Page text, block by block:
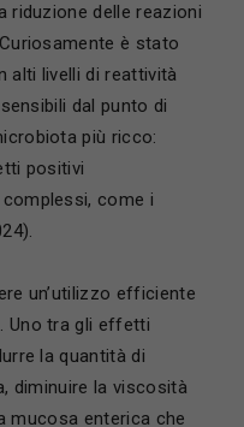
riduzione delle reazioni
è stato
alti livelli di reattività
dal punto di
più ricco:
positivi
come i
un’utilizzo efficiente
Uno tra gli effetti
la quantità di
diminuire la viscosità
mucosa enterica che